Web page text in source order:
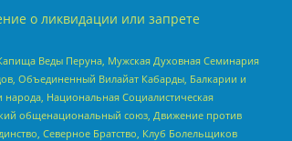
о ликвидации или запрете
Веды Перуна, Мужская Духовная Семинария
Объединенный Вилайат Кабарды, Балкарии и
Национальная Социалистическая
общенациональный союз, Движение против
Северное Братство, Клуб Болельщиков